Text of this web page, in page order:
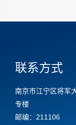
联系方式
南京市江宁区将军
专楼
邮编：211106